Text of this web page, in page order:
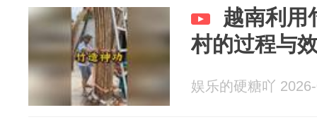
越南利用
村的过程与
娱乐的硬糖吖